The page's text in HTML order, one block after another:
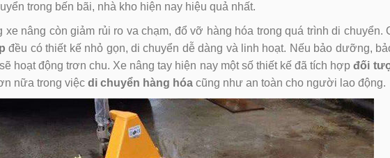
trong bến bãi, nhà kho hiện nay hiệu quả nhất.
xe nâng còn giảm rủi ro va chạm, đổ vỡ hàng hóa trong quá trình di chuyển.
đều có thiết kế nhỏ gọn, di chuyển dễ dàng và linh hoạt. Nếu bảo dưỡng,
hoạt động trơn chu. Xe nâng tay hiện nay một số thiết kế đã tích hợpđối
nữa trong việc di chuyển hàng hóa cũng như an toàn cho người lao động.